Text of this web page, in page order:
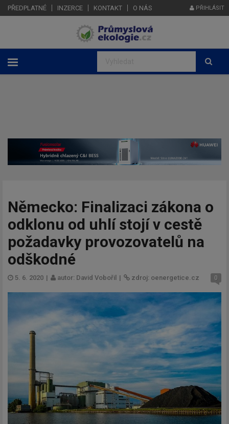
PŘEDPLATNÉ INZERCE KONTAKT O NÁS PŘIHLÁSIT
Německo: Finalizaci zákona o
odklonu od uhlí stojí v cestě
požadavky provozovatelů na
odškodné
5. 6. 2020 | autor: David Vobořil | zdroj: oenergetice.cz 0